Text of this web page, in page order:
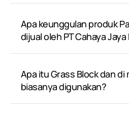
Apa keunggulan produk
dijual oleh PT Cahaya
Apa itu Grass Block dan di
biasanya digunakan?